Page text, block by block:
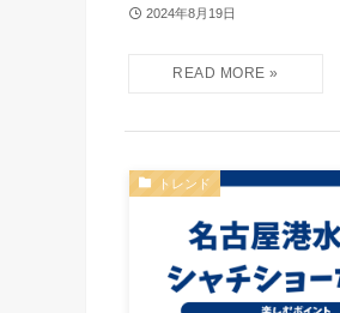
2024年8月19日
トレンド